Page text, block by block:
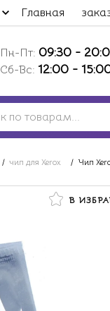
Главная
Пн-Пт: 09:30 -
Сб-Вс: 12:00 -
/ чип для Xerox / Чип
В